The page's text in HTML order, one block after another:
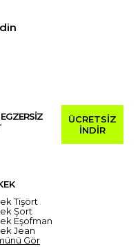
ÜCRETSİZ
İNDİR
Tişört
Şort
Eşofman
Jean
Gör